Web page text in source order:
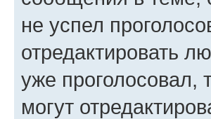
не успел
отредактировать
уже проголосовал,
могут